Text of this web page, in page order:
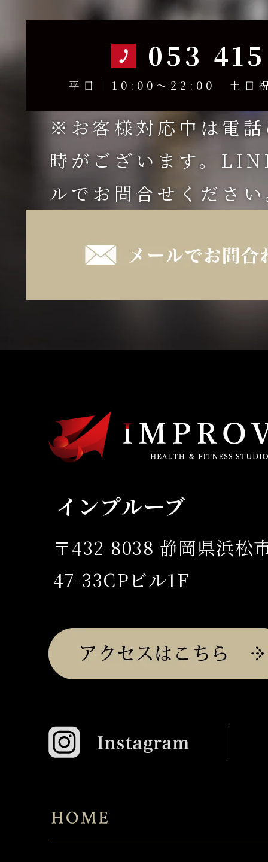
053
平日｜10:00～22:00 土日
※お客様対応中は電
時がございます。
ルでお問合せくださ
インプルーブ
〒432-8038 静岡県浜松
47-33CPビル1F